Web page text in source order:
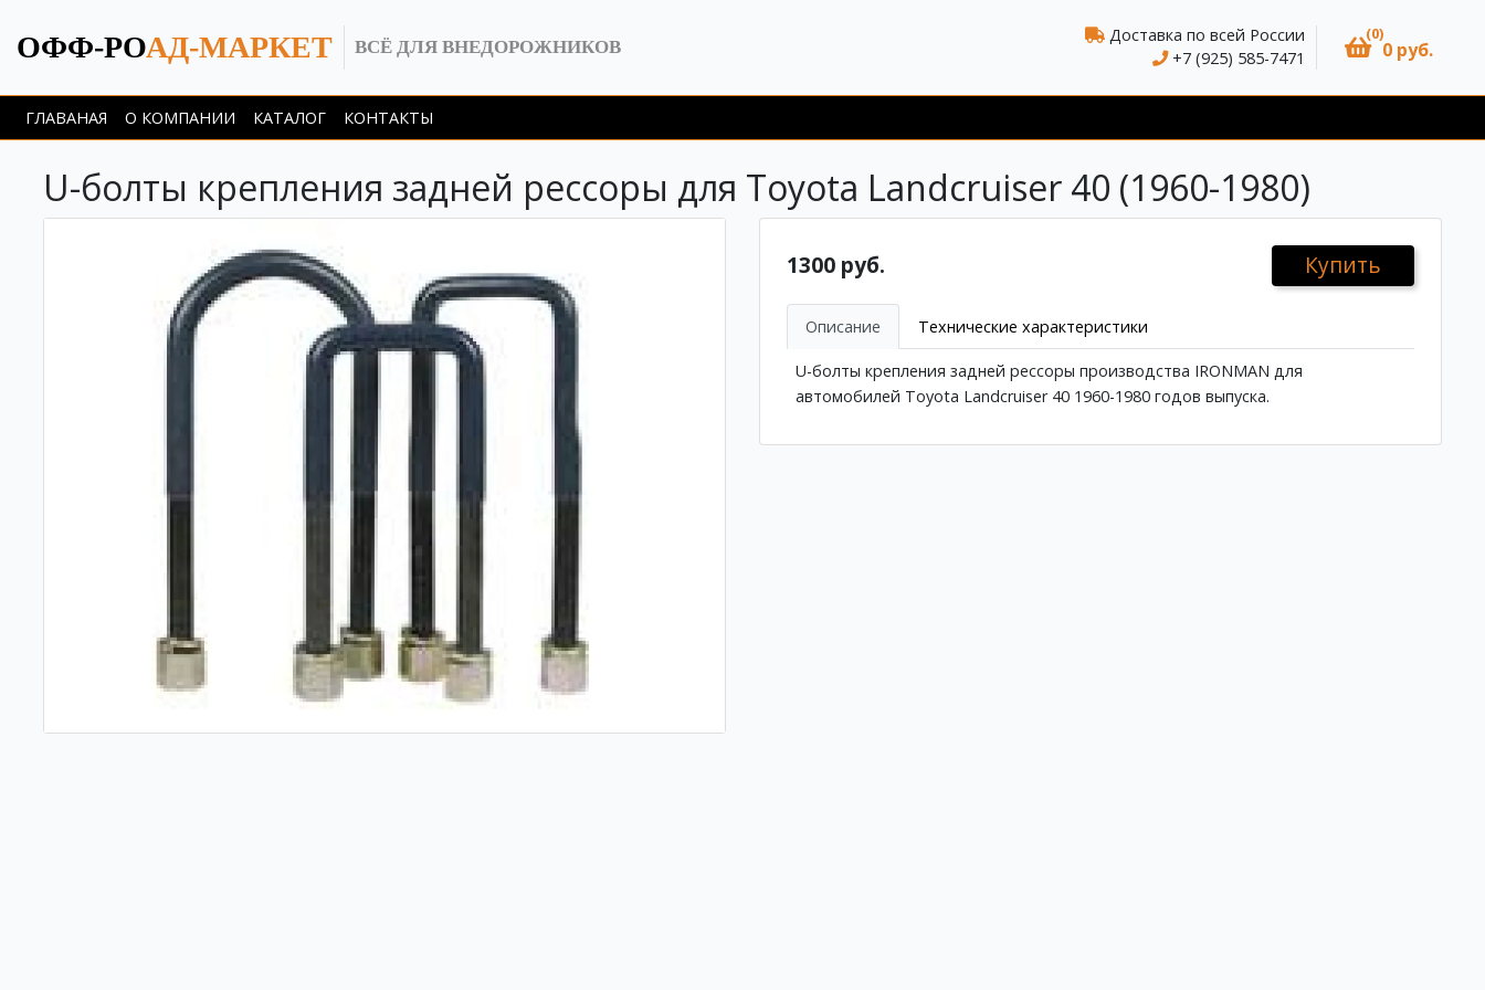
ОФФ-РОАД-МАРКЕТ ВСЁ ДЛЯ ВНЕДОРОЖНИКОВ
Доставка по всей России
+7 (925) 585-7471
(0)
0 руб.
ГЛАВАНАЯ О КОМПАНИИ КАТАЛОГ КОНТАКТЫ
U-болты крепления задней рессоры для Toyota Landcruiser 40 (1960-1980)
1300 руб. Купить
Описание Технические характеристики
U-болты крепления задней рессоры производства IRONMAN для
автомобилей Toyota Landcruiser 40 1960-1980 годов выпуска.